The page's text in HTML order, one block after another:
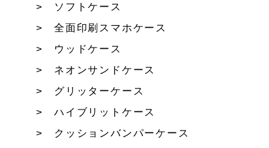
ソフトケース
全面印刷スマホケース
ウッドケース
ネオンサンドケース
グリッターケース
ハイブリットケース
クッションバンパーケース